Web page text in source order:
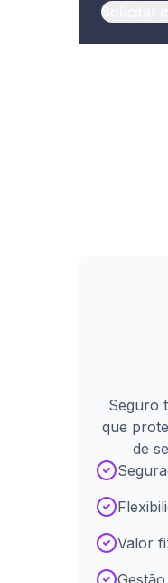
Solicitar
Seguro
que
de
Valor